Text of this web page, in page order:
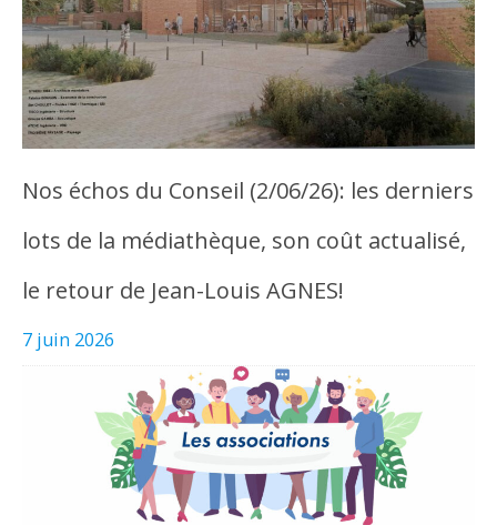
Nos échos du Conseil (2/06/26): les derniers
lots de la médiathèque, son coût actualisé,
le retour de Jean-Louis AGNES!
7 juin 2026